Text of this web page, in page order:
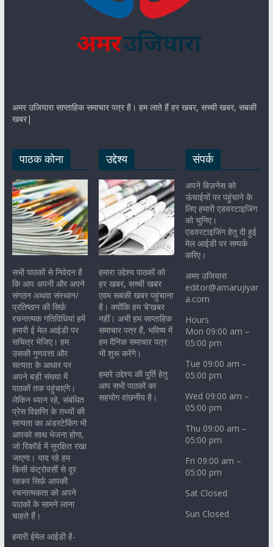
अमर उजियारा साप्ताहिक समाचार पत्र है। हम लाते हैं हर खबर, सच्ची खबर, सबकी
खबर|
पाठक कोना
सभी पाठकों से निवेदन है
कि आप अपनी और अपने
संगठन अथवा संस्थान/
प्रतिष्ठान की सिर्फ़
रचनात्मक गतिविधियां हमें
हमारी ई मेल आईडी पर
सचित्र भेजिए। हम
उसकी गुणवत्ता और
सत्यता के आधार पर
अपने बड़ी संख्या में
पाठकों तक पहुंचाएंगे।
लेकिन ध्यान रहे, संबंधित
प्रेस विज्ञप्ति के तथ्यों की
सत्यता का अंडरटेकिंग भी
आपको साथ भेजना होगा,
जो रिकॉर्ड में सुरक्षित रखा
जाएगा। याद रहे हम
किसी कंट्रोवर्सी से दूर
रहकर सिर्फ़ आपकी
रचनात्मकता को अपने
पाठकों के सामने लाना
चाहते हैं।
हमारी ईमेल आईडी है-
उद्देश्य
हमारा उद्देश्य पाठकों को
हर खबर, सच्ची खबर
एवम सबकी खबर पहुंचाना
है। क्योंकि हम ‘बे’खबर
नहीं। अभी हम साप्ताहिक
समाचार पत्र हैं, भविष्य में
हम दैनिक समाचार पत्र
भी शुरू करेंगे।
हमारे उद्देश्य की पूर्ति हेतु
आप सभी पाठकों का
सहयोग वांछनीय है।
संपर्क
अपने बिज़नेस को
ऊंचाईयों पर पहुंचाने के
लिए हमारी एडवरटाइजिंग
को चुनिए।
एडवरटाइजिंग हेतु दी हुई
मेल आईडी पर सम्पर्क
करिए।
अमर उजियारा
editor@amarujiyar
a.com
Hours
Mon 09:00 am –
05:00 pm
Tue 09:00 am –
05:00 pm
Wed 09:00 am –
05:00 pm
Thu 09:00 am –
05:00 pm
Fri 09:00 am –
05:00 pm
Sat Closed
Sun Closed